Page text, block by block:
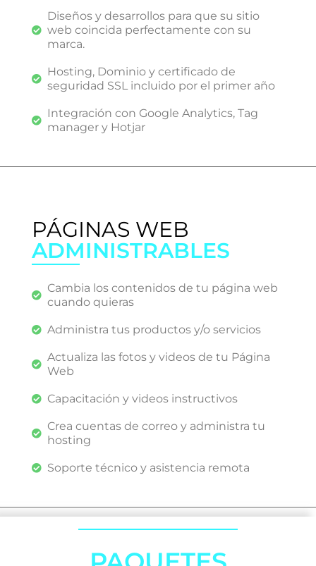
Diseños y desarrollos para que su sitio
web coincida perfectamente con su
marca.
Hosting, Dominio y certificado de
seguridad SSL incluido por el primer año
Integración con Google Analytics, Tag
manager y Hotjar
PÁGINAS WEB
ADMINISTRABLES
Cambia los contenidos de tu página web
cuando quieras
Administra tus productos y/o servicios
Actualiza las fotos y videos de tu Página
Web
Capacitación y videos instructivos
Crea cuentas de correo y administra tu
hosting
Soporte técnico y asistencia remota